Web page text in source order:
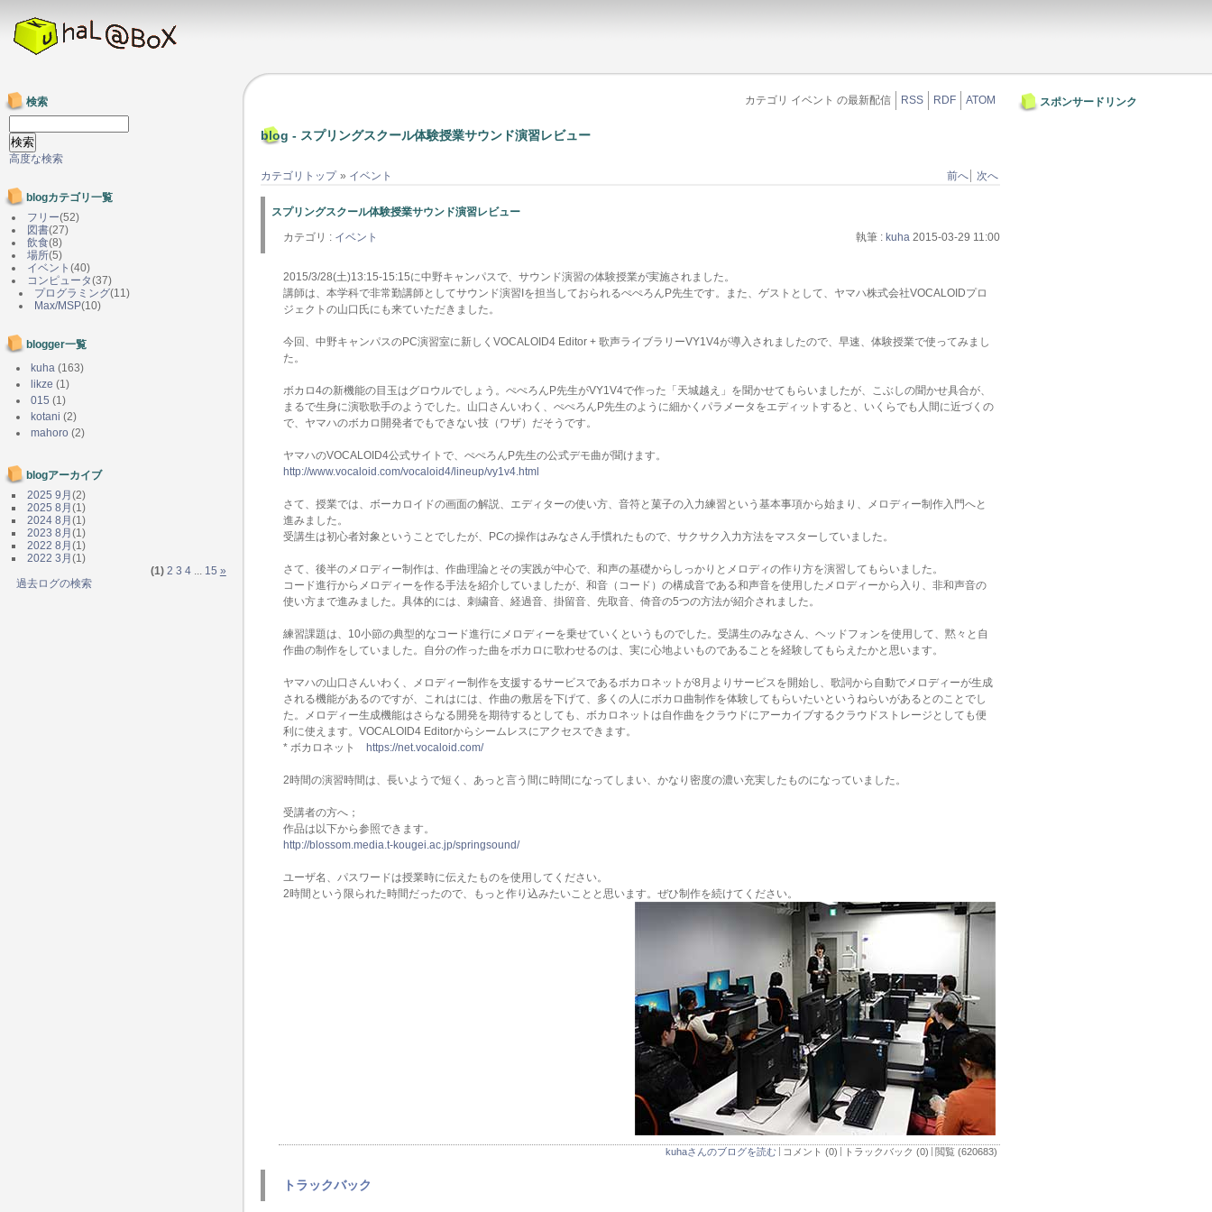
カテゴリ イベント の最新配信 RSS RDF ATOM
blog - スプリングスクール体験授業サウンド演習レビュー
カテゴリトップ » イベント 前へ 次へ
スプリングスクール体験授業サウンド演習レビュー
カテゴリ : イベント 執筆 : kuha 2015-03-29 11:00
2015/3/28(土)13:15-15:15に中野キャンパスで、サウンド演習の体験授業が実施されました。
講師は、本学科で非常勤講師としてサウンド演習Iを担当しておられるぺぺろんP先生です。また、ゲストとして、ヤマハ株式会社VOCALOIDプロ
ジェクトの山口氏にも来ていただきました。
今回、中野キャンパスのPC演習室に新しくVOCALOID4 Editor + 歌声ライブラリーVY1V4が導入されましたので、早速、体験授業で使ってみまし
た。
ボカロ4の新機能の目玉はグロウルでしょう。ぺぺろんP先生がVY1V4で作った「天城越え」を聞かせてもらいましたが、こぶしの聞かせ具合が、
まるで生身に演歌歌手のようでした。山口さんいわく、ぺぺろんP先生のように細かくパラメータをエディットすると、いくらでも人間に近づくの
で、ヤマハのボカロ開発者でもできない技（ワザ）だそうです。
ヤマハのVOCALOID4公式サイトで、ぺぺろんP先生の公式デモ曲が聞けます。
http://www.vocaloid.com/vocaloid4/lineup/vy1v4.html
さて、授業では、ボーカロイドの画面の解説、エディターの使い方、音符と菓子の入力練習という基本事項から始まり、メロディー制作入門へと
進みました。
受講生は初心者対象ということでしたが、PCの操作はみなさん手慣れたもので、サクサク入力方法をマスターしていました。
さて、後半のメロディー制作は、作曲理論とその実践が中心で、和声の基礎からしっかりとメロディの作り方を演習してもらいました。
コード進行からメロディーを作る手法を紹介していましたが、和音（コード）の構成音である和声音を使用したメロディーから入り、非和声音の
使い方まで進みました。具体的には、刺繍音、経過音、掛留音、先取音、倚音の5つの方法が紹介されました。
練習課題は、10小節の典型的なコード進行にメロディーを乗せていくというものでした。受講生のみなさん、ヘッドフォンを使用して、黙々と自
作曲の制作をしていました。自分の作った曲をボカロに歌わせるのは、実に心地よいものであることを経験してもらえたかと思います。
ヤマハの山口さんいわく、メロディー制作を支援するサービスであるボカロネットが8月よりサービスを開始し、歌詞から自動でメロディーが生成
される機能があるのですが、これはには、作曲の敷居を下げて、多くの人にボカロ曲制作を体験してもらいたいというねらいがあるとのことでし
た。メロディー生成機能はさらなる開発を期待するとしても、ボカロネットは自作曲をクラウドにアーカイブするクラウドストレージとしても便
利に使えます。VOCALOID4 Editorからシームレスにアクセスできます。
* ボカロネット
https://net.vocaloid.com/
2時間の演習時間は、長いようで短く、あっと言う間に時間になってしまい、かなり密度の濃い充実したものになっていました。
受講者の方へ；
作品は以下から参照できます。
http://blossom.media.t-kougei.ac.jp/springsound/
ユーザ名、パスワードは授業時に伝えたものを使用してください。
2時間という限られた時間だったので、もっと作り込みたいことと思います。ぜひ制作を続けてください。
kuhaさんのブログを読む コメント (0) トラックバック (0) 閲覧 (620683)
トラックバック
スポンサードリンク
検索
高度な検索
blogカテゴリ一覧
フリー(52)
図書(27)
飲食(8)
場所(5)
イベント (40)
コンピュータ(37)
プログラミング(11)
Max/MSP(10)
blogger一覧
kuha (163)
likze (1)
015 (1)
kotani (2)
mahoro (2)
blogアーカイブ
2025 9月 (2)
2025 8月 (1)
2024 8月 (1)
2023 8月 (1)
2022 8月 (1)
2022 3月 (1)
(1) 2 3 4... 15 »
過去ログの検索